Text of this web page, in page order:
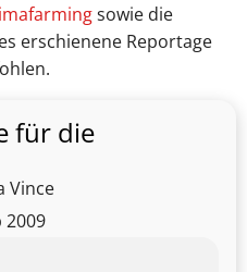
sowie die
erschienene Reportage
für die
Vince
2009